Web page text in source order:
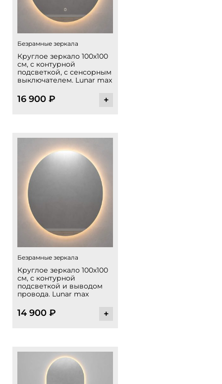
Безрамные зеркала
Круглое зеркало 100х100
см, с контурной
подсветкой, с сенсорным
выключателем. Lunar max
16 900 ₽ +
Безрамные зеркала
Круглое зеркало 100х100
см, с контурной
подсветкой и выводом
провода. Lunar max
14 900 ₽ +